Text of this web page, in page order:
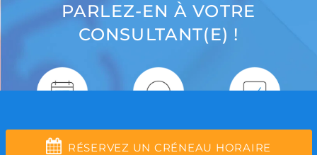
PARLEZ-EN À VOTRE
CONSULTANT(E) !
RÉSERVEZ UN CRÉNEAU HORAIRE